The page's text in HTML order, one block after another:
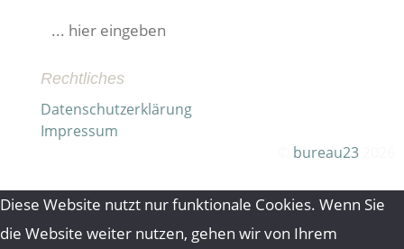
Suchen
Rechtliches
Datenschutzerklärung
Impressum
bureau23
Diese Website nutzt nur funktionale Cookies. Wenn Sie
die Website weiter nutzen, gehen wir von Ihrem